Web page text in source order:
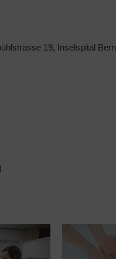
19, Inselspital Bern